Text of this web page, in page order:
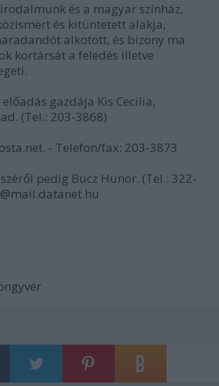
és a magyar színház,
és kitüntetett alakja,
alkotott, és bizony ma
kortársát a feledés illetve
gazdája Kis Cecilia,
(Tel.: 203-3868)
- Telefon/fax: 203-3873
pedig Bucz Hunor. (Tel.: 322-